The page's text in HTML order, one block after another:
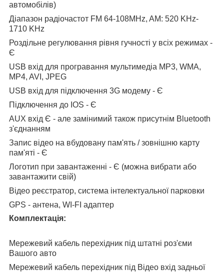
автомобілів)
Діапазон радіочастот FM 64-108MHz, AM: 520 KHz-
1710 KHz
Роздільне регулювання рівня гучності у всіх режимах -
Є
USB вхід для програвання мультимедіа MP3, WMA,
MP4, AVI, JPEG
USB вхід для підключення 3G модему - Є
Підключення до IOS - Є
AUX вхід Є - але замінимий також присутнім Bluetooth
з'єднанням
Запис відео на вбудовану пам'ять / зовнішню карту
пам'яті - Є
Логотип при завантаженні - Є (можна вибрати або
завантажити свій)
Відео реєстратор, система інтелектуальної парковки
GPS - антена, WI-FI адаптер
Комплектація:
Мережевий кабель перехідник під штатні роз'єми
Вашого авто
Мережевий кабель перехідник під Відео вхід задньої